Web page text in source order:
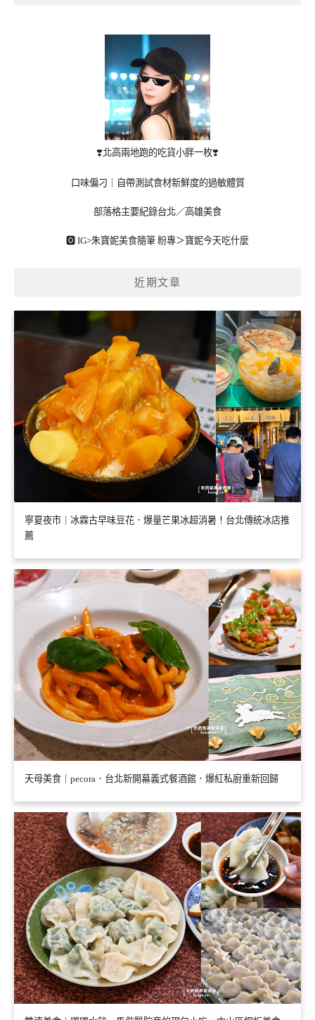
❣️北高兩地跑的吃貨小胖一枚❣️
口味偏刁｜自帶測試食材新鮮度的過敏體質
部落格主要紀錄台北／高雄美食
🅾 IG>朱寶妮美食隨筆 粉專＞寶妮今天吃什麼
近期文章
寧夏夜市｜冰霖古早味豆花．爆量芒果冰超消暑！台北傳統冰店推
薦
天母美食｜pecora．台北新開幕義式餐酒館．爆紅私廚重新回歸